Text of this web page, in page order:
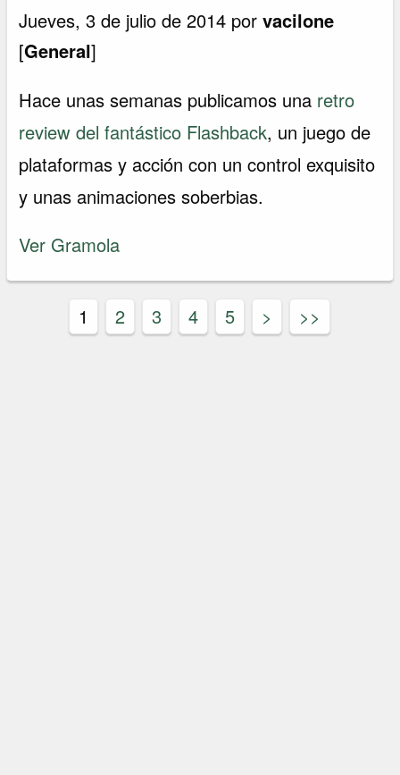
Jueves, 3 de julio de 2014 porvacilone
[General]
Hace unas semanas publicamos una retro
review del fantástico Flashback, un juego de
plataformas y acción con un control exquisito
y unas animaciones soberbias.
Ver Gramola
1 2 3 4 5 > >>